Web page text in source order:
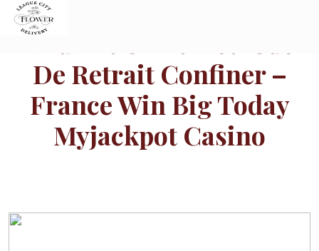
Skip
Alluviation Et Méthode
De Retrait Confiner –
France Win Big Today
Myjackpot Casino